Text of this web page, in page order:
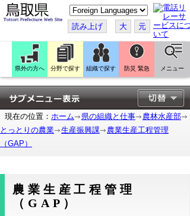
こ
の
ペ
ー
ジ
翻
訳
す
る
読み上げ 大 元
県外の方へ 分野で探す 組織で探す 防災 緊急 メニュー
現在の位置： ホーム 県の組織と仕事
農林水産部
とっとりの農業
生産振興課
農業生産工程管理
（GAP）
農業生産工程管理
（GAP）